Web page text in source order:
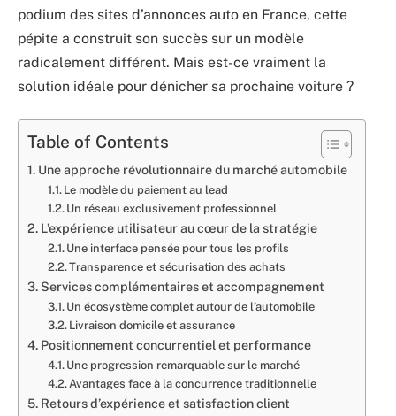
podium des sites d’annonces auto en France, cette
pépite a construit son succès sur un modèle
radicalement différent. Mais est-ce vraiment la
solution idéale pour dénicher sa prochaine voiture ?
Table of Contents
Une approche révolutionnaire du marché automobile
Le modèle du paiement au lead
Un réseau exclusivement professionnel
L’expérience utilisateur au cœur de la stratégie
Une interface pensée pour tous les profils
Transparence et sécurisation des achats
Services complémentaires et accompagnement
Un écosystème complet autour de l’automobile
Livraison domicile et assurance
Positionnement concurrentiel et performance
Une progression remarquable sur le marché
Avantages face à la concurrence traditionnelle
Retours d’expérience et satisfaction client